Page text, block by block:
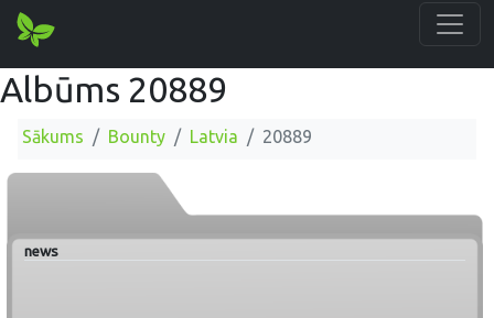
Albūms 20889
Sākums Bounty Latvia 20889
news